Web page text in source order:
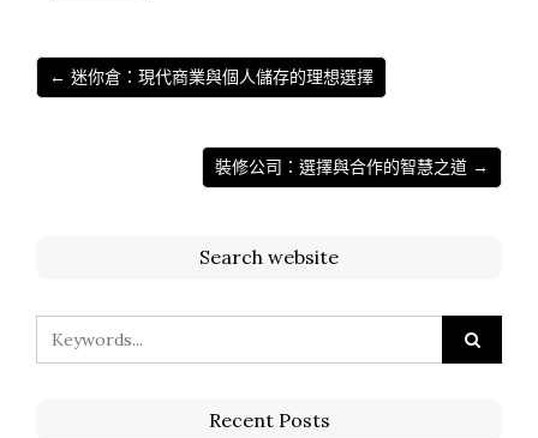
← 迷你倉：現代商業與個人儲存的理想選擇
裝修公司：選擇與合作的智慧之道 →
Search website
Recent Posts